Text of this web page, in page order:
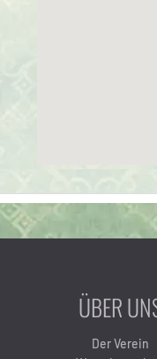
ÜBER
Der Verein